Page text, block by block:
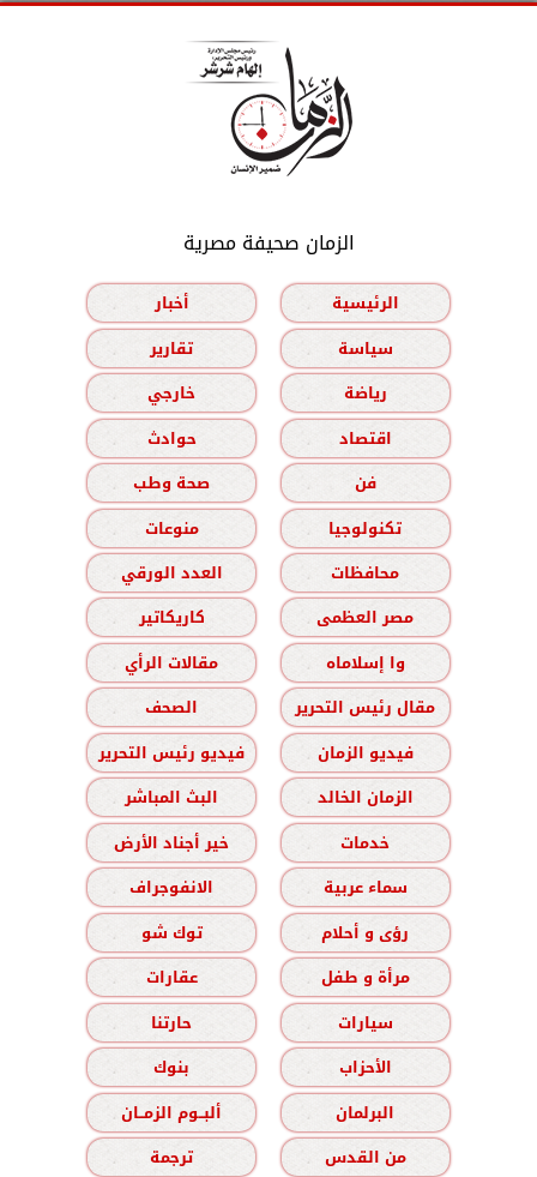
الزمان صحيفة مصرية
الرئيسية
أخبار
سياسة
تقارير
رياضة
خارجي
اقتصاد
حوادث
فن
صحة وطب
تكنولوجيا
منوعات
محافظات
العدد الورقي
مصر العظمى
كاريكاتير
وا إسلاماه
مقالات الرأي
مقال رئيس التحرير
الصحف
فيديو الزمان
فيديو رئيس التحرير
الزمان الخالد
البث المباشر
خدمات
خير أجناد الأرض
سماء عربية
الانفوجراف
رؤى و أحلام
توك شو
مرأة و طفل
عقارات
سيارات
حارتنا
الأحزاب
بنوك
البرلمان
ألبــوم الزمــان
من القدس
ترجمة